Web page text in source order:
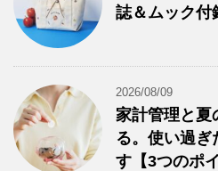
誌＆ムック付
2026/08/09
家計管理と夏
る。使い過ぎ
す【3つのポ